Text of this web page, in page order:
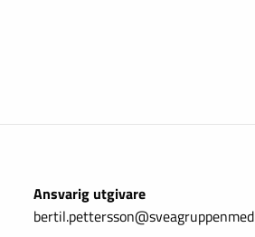
Ansvarig utgivare